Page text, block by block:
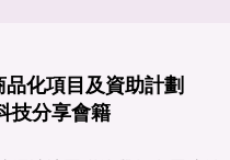
品化項目及資助計劃
技分享會籍